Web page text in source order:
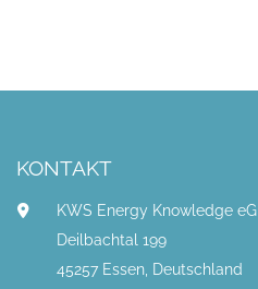
KONTAKT
KWS Energy Knowledge eG
Deilbachtal 199
45257 Essen, Deutschland